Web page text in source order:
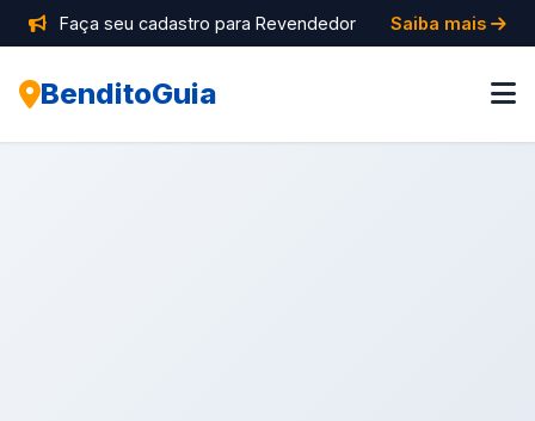
Faça seu cadastro para Revendedor Saiba mais
BenditoGuia